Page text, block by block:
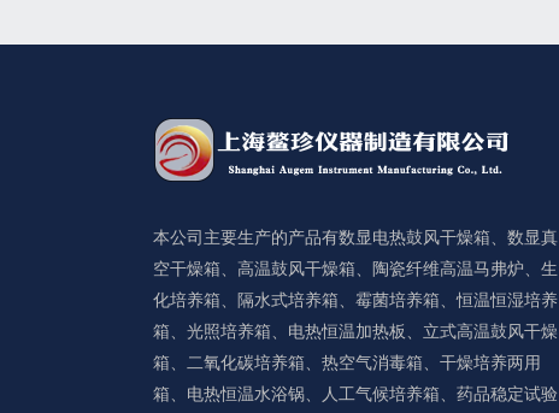
本公司主要生产的产品有数显电热鼓风干燥箱、数显真
空干燥箱、高温鼓风干燥箱、陶瓷纤维高温马弗炉、生
化培养箱、隔水式培养箱、霉菌培养箱、恒温恒湿培养
箱、光照培养箱、电热恒温加热板、立式高温鼓风干燥
箱、二氧化碳培养箱、热空气消毒箱、干燥培养两用
箱、电热恒温水浴锅、人工气候培养箱、药品稳定试验